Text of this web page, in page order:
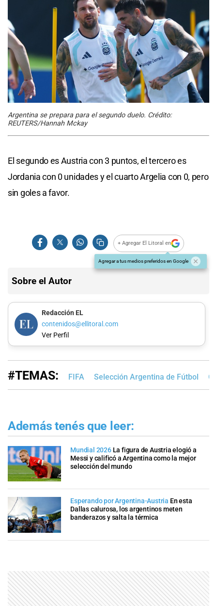
Argentina se prepara para el segundo duelo. Crédito:
REUTERS/Hannah Mckay
El segundo es Austria con 3 puntos, el tercero es
Jordania con 0 unidades y el cuarto Argelia con 0, pero
sin goles a favor.
+ Agregar El Litoral en
Agregar a tus medios preferidos en Google
Sobre el Autor
Redacción EL
contenidos@ellitoral.com
Ver Perfil
#TEMAS: FIFA Selección Argentina de Fútbol
Además tenés que leer:
Mundial 2026 La figura de Austria elogió a
Messi y calificó a Argentina como la mejor
selección del mundo
Esperando por Argentina-Austria En esta
Dallas calurosa, los argentinos meten
banderazos y salta la térmica